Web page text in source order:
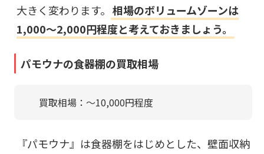
大きく変わります。 相場のボリュームゾーンは
1,000〜2,000円程度と考えておきましょう。
パモウナの食器棚の買取相場
買取相場：〜10,000円程度
『パモウナ』は食器棚をはじめとした、壁面収納